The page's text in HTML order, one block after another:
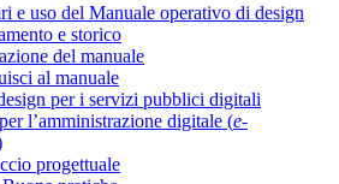
e uso del Manuale operativo di design
e storico
del manuale
al manuale
per i servizi pubblici digitali
l’amministrazione digitale (e-
progettuale